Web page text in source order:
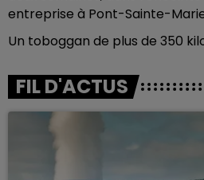
entreprise à Pont-Sainte-
Un toboggan de plus de 350
FIL D'ACTUS